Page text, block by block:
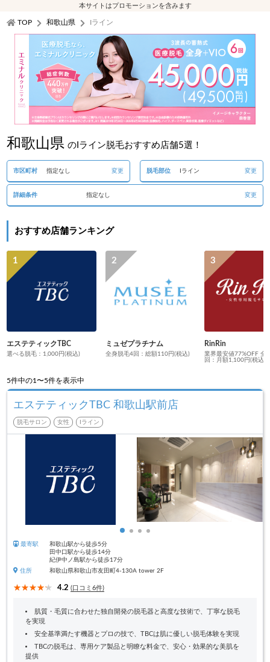
本サイトはプロモーションを含みます
TOP 和歌山県 Iライン
和歌山県 のIライン脱毛おすすめ店舗5選！
市区町村 指定なし 変更 脱毛部位 Iライン 変更
詳細条件 指定なし 変更
おすすめ店舗ランキング
エステティックTBC
選べる脱毛：1,000円(税込)
ミュゼプラチナム
全身脱毛4回：総額110円(税込)
RinRin
業界最安値77%OFF 全
回：月額1,100円(税込)
5件中の1〜5件を表示中
エステティックTBC 和歌山駅前店
脱毛サロン 女性 Iライン
最寄駅
和歌山駅から徒歩5分
田中口駅から徒歩14分
紀伊中ノ島駅から徒歩17分
住所
和歌山県和歌山市友田町4-130A tower 2F
4.2 (口コミ6件)
肌質・毛質に合わせた独自開発の脱毛器と高度な技術で、丁寧な脱毛
を実現
安全基準満たす機器とプロの技で、TBCは肌に優しい脱毛体験を実現
TBCの脱毛は、専用ケア製品と明瞭な料金で、安心・効果的な美肌を
提供